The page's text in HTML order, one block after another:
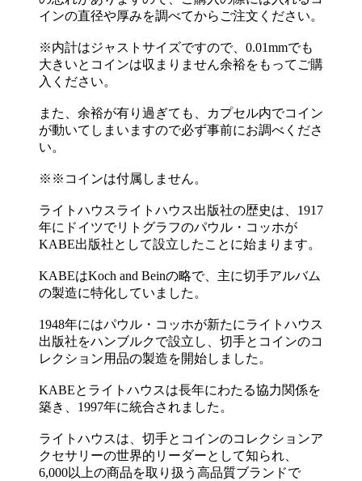
インの直径や厚みを調べてからご注文ください。
※内計はジャストサイズですので、0.01mmでも
大きいとコインは収まりません余裕をもってご購
入ください。
また、余裕が有り過ぎても、カプセル内でコイン
が動いてしまいますので必ず事前にお調べくださ
い。
※※コインは付属しません。
ライトハウスライトハウス出版社の歴史は、1917
年にドイツでリトグラフのパウル・コッホが
KABE出版社として設立したことに始まります。
KABEはKoch and Beinの略で、主に切手アルバム
の製造に特化していました。
1948年にはパウル・コッホが新たにライトハウス
出版社をハンブルクで設立し、切手とコインのコ
レクション用品の製造を開始しました。
KABEとライトハウスは長年にわたる協力関係を
築き、1997年に統合されました。
ライトハウスは、切手とコインのコレクションア
クセサリーの世界的リーダーとして知られ、
6,000以上の商品を取り扱う高品質ブランドで